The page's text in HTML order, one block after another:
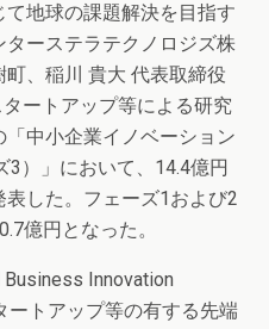
地球の課題解決を目指す
ーステラテクノロジズ株
、稲川 貴⼤ 代表取締役
ートアップ等による研究
中小企業イノベーション
3）」において、14.4億円
した。フェーズ1および2
億円となった。
Innovation
ートアップ等の有する先端